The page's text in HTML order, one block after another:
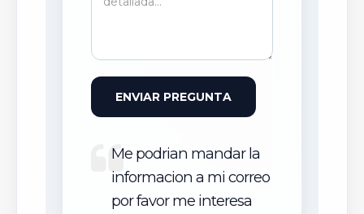
ENVIAR PREGUNTA
Me podrian mandar la
informacion a mi correo
por favor me interesa